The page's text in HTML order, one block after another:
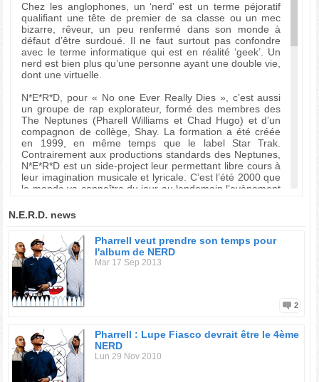
Chez les anglophones, un ‘nerd’ est un terme péjoratif
qualifiant une tête de premier de sa classe ou un mec
bizarre, rêveur, un peu renfermé dans son monde à
défaut d’être surdoué. Il ne faut surtout pas confondre
avec le terme informatique qui est en réalité ‘geek’. Un
nerd est bien plus qu’une personne ayant une double vie,
dont une virtuelle.
N*E*R*D, pour « No one Ever Really Dies », c’est aussi
un groupe de rap explorateur, formé des membres des
The Neptunes (Pharell Williams et Chad Hugo) et d’un
compagnon de collège, Shay. La formation a été créée
en 1999, en même temps que le label Star Trak.
Contrairement aux productions standards des Neptunes,
N*E*R*D est un side-project leur permettant libre cours à
leur imagination musicale et lyricale. C’est l’été 2000 que
le monde va connaître du jour au lendemain l’avènement
morceau « Lap Dance », mélange de rock synthétique et
de la middle-class américaine. Le clip d’ailleurs met en
scène Pharell alias Skateboard P en compagnie de strip-
teaseuses pour mieux mettre en valeur ses textes
métaphoriques et idylliques. Pas de diffusions avant 22h.
Le fantasme se perpétue avec « Rock Star », véritable
hymne neptunien et la ballade à la guitare « Provider ».
tournées. En 2002, ils réenregistrent ce disque avec les
Spymob, un groupe de pop/rock proche des Neptunes.
Cette nouvelle version plus tonitruante et puissante
satisfait encore plus leur base de fans. Pas mal de
N.E.R.D. news
Pharrell veut prendre son temps pour
l'album de NERD
Mar 17 Sep 2013
2
Pharrell : Lupe Fiasco devrait être le 4ème
NERD
Lun 29 Nov 2010